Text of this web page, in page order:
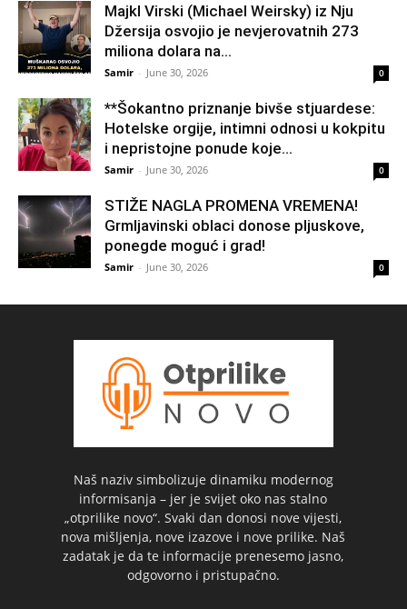
Majkl Virski (Michael Weirsky) iz Nju
Džersija osvojio je nevjerovatnih 273
miliona dolara na...
Samir - June 30, 2026 0
**Šokantno priznanje bivše stjuardese:
Hotelske orgije, intimni odnosi u kokpitu
i nepristojne ponude koje...
Samir - June 30, 2026 0
STIŽE NAGLA PROMENA VREMENA!
Grmljavinski oblaci donose pljuskove,
ponegde moguć i grad!
Samir - June 30, 2026 0
Naš naziv simbolizuje dinamiku modernog
informisanja – jer je svijet oko nas stalno
„otprilike novo“. Svaki dan donosi nove vijesti,
nova mišljenja, nove izazove i nove prilike. Naš
zadatak je da te informacije prenesemo jasno,
odgovorno i pristupačno.